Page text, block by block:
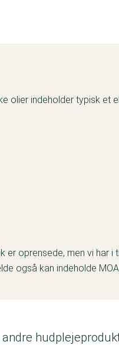
olier indeholder typisk et
oprensede, men vi har i
også kan indeholde